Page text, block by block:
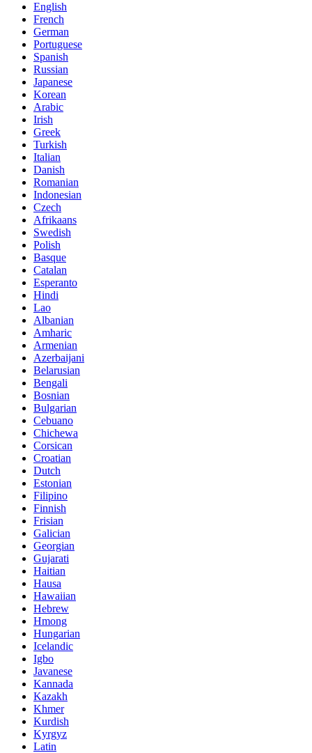
English
French
German
Portuguese
Spanish
Russian
Japanese
Korean
Arabic
Irish
Greek
Turkish
Italian
Danish
Romanian
Indonesian
Czech
Afrikaans
Swedish
Polish
Basque
Catalan
Esperanto
Hindi
Lao
Albanian
Amharic
Armenian
Azerbaijani
Belarusian
Bengali
Bosnian
Bulgarian
Cebuano
Chichewa
Corsican
Croatian
Dutch
Estonian
Filipino
Finnish
Frisian
Galician
Georgian
Gujarati
Haitian
Hausa
Hawaiian
Hebrew
Hmong
Hungarian
Icelandic
Igbo
Javanese
Kannada
Kazakh
Khmer
Kurdish
Kyrgyz
Latin